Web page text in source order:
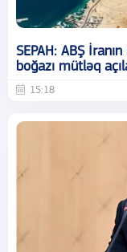
SEPAH: ABŞ
boğazı mütləq
15:18